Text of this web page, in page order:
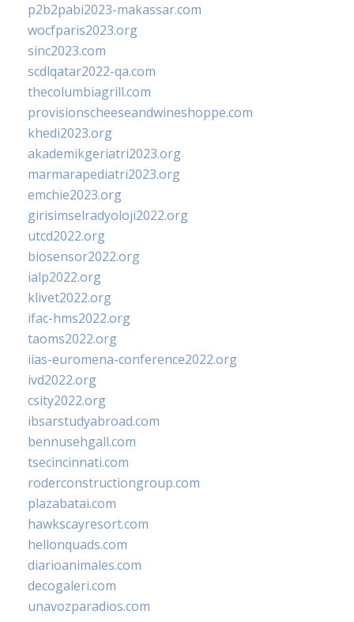
p2b2pabi2023-makassar.com
wocfparis2023.org
sinc2023.com
scdlqatar2022-qa.com
thecolumbiagrill.com
provisionscheeseandwineshoppe.com
khedi2023.org
akademikgeriatri2023.org
marmarapediatri2023.org
emchie2023.org
girisimselradyoloji2022.org
utcd2022.org
biosensor2022.org
ialp2022.org
klivet2022.org
ifac-hms2022.org
taoms2022.org
iias-euromena-conference2022.org
ivd2022.org
csity2022.org
ibsarstudyabroad.com
bennusehgall.com
tsecincinnati.com
roderconstructiongroup.com
plazabatai.com
hawkscayresort.com
hellonquads.com
diarioanimales.com
decogaleri.com
unavozparadios.com